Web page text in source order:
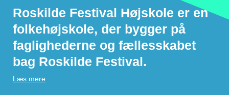
Roskilde Festival Højskole er en
folkehøjskole, der bygger på
faglighederne og fællesskabet
bag Roskilde Festival.
Læs mere